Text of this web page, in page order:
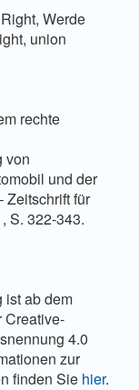
Werde
union
rechte
von
und der
Zeitschrift für
S. 322-343.
ist ab dem
Creative-
4.0
zur
finden Sie hier.